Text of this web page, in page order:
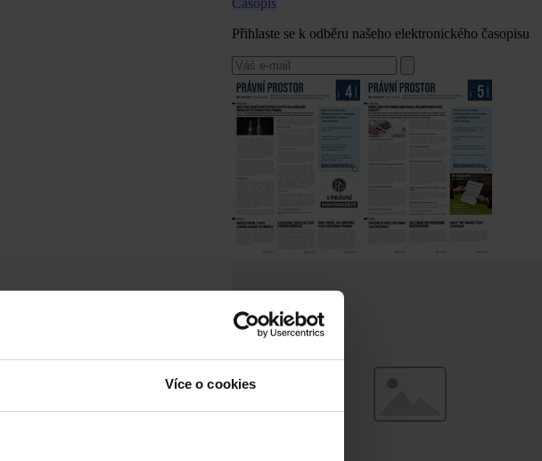
Více o cookies
Časopis
Přihlaste se k odběru našeho elektronického časopisu